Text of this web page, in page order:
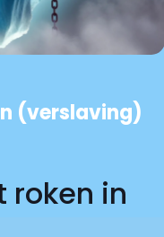
(verslaving)
roken in